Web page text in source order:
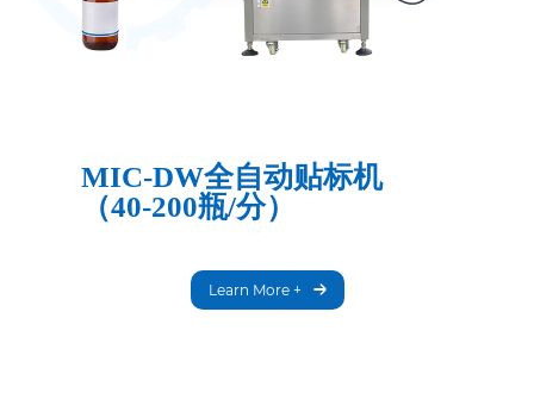
MIC-DW全自动贴标机
（40-200瓶/分）
Learn More +